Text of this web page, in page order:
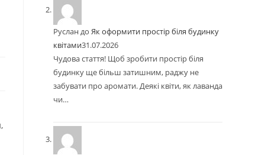
Руслан до Як оформити простір біля будинку
квітами31.07.2026
Чудова стаття! Щоб зробити простір біля
будинку ще більш затишним, раджу не
забувати про аромати. Деякі квіти, як лаванда
чи…